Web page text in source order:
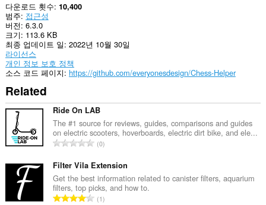
다운로드 횟수 10,400
범주 접근성
버전 6.3.0
크기 113.6 KB
최종 업데이트 일 2022년 10월 30일
라이선스
개인 정보 보호 정책
소스 코드 페이지 https://github.com/everyonesdesign/Chess-Helper
Related
Ride On LAB
The #1 source for reviews, guides, comparisons and guides
on electric scooters, hoverboards, electric dirt bike, and ele...
총
급
수
:
0
Filter Vila Extension
Get the best information related to canister filters, aquarium
filters, top picks, and how to.
총
1